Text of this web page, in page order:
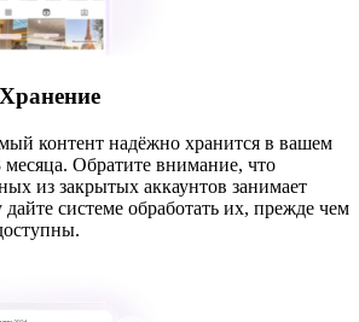
контент надёжно хранится в вашем
месяца. Обратите внимание, что
из закрытых аккаунтов занимает
системе обработать их, прежде чем